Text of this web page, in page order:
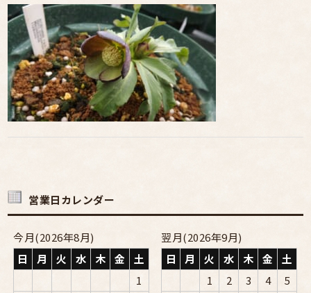
営業日カレンダー
今月(2026年8月)
日
月 火 水 木 金
土
1
翌月(2026年9月)
日
月 火 水 木 金
土
1
2 3 4
5